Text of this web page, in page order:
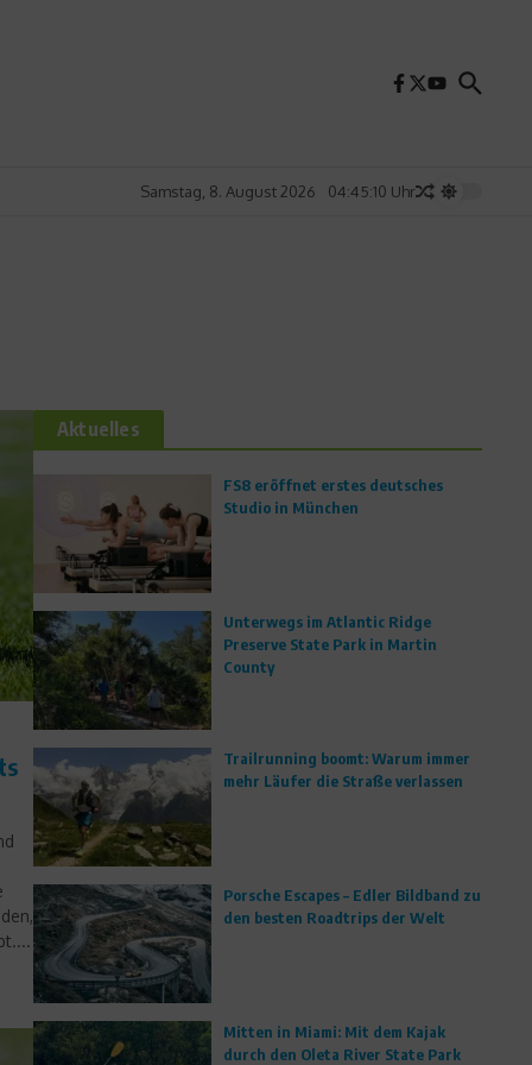
Samstag, 8. August 2026 04:45:11 Uhr
Aktuelles
FS8 eröffnet erstes deutsches
Studio in München
Unterwegs im Atlantic Ridge
Preserve State Park in Martin
County
Trailrunning boomt: Warum immer
mehr Läufer die Straße verlassen
Porsche Escapes – Edler Bildband zu
den besten Roadtrips der Welt
Mitten in Miami: Mit dem Kajak
durch den Oleta River State Park